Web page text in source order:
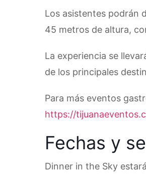
Los asistentes podrán
45 metros de altura,
La experiencia se
de los principales
Para más eventos
https://
Fechas y
Dinner in the Sky